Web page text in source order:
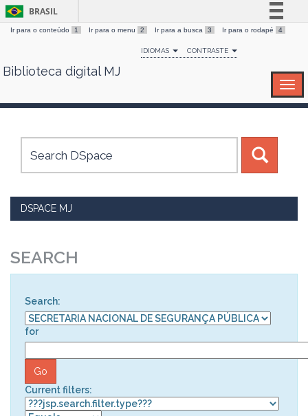
Skip
BRASIL
Simplifique!
Comunica BR
Canais
Ir para o conteúdo 1 Ir para o menu 2 Ir para a busca 3 Ir para o rodapé 4
IDIOMAS CONTRASTE
Biblioteca digital MJ
DSPACE MJ
SEARCH
Search:
for
Current filters: